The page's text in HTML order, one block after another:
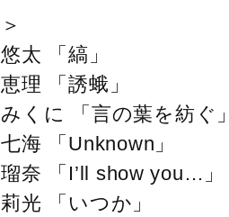
「縞」
「誘蛾」
くに 「言の葉を紡ぐ
「Unknown」
「I’ll show you…」
「いつか」